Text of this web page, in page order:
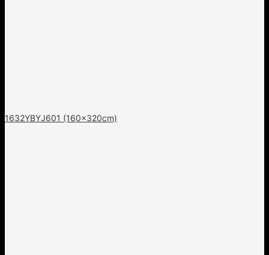
1632YBYJ601 (160x320cm)